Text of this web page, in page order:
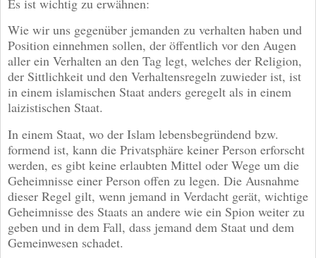
Es ist wichtig zu erwähnen:
Wie wir uns gegenüber jemanden zu verhalten haben und
Position einnehmen sollen, der öffentlich vor den Augen
aller ein Verhalten an den Tag legt, welches der Religion,
der Sittlichkeit und den Verhaltensregeln zuwieder ist, ist
in einem islamischen Staat anders geregelt als in einem
laizistischen Staat.
In einem Staat, wo der Islam lebensbegründend bzw.
formend ist, kann die Privatsphäre keiner Person erforscht
werden, es gibt keine erlaubten Mittel oder Wege um die
Geheimnisse einer Person offen zu legen. Die Ausnahme
dieser Regel gilt, wenn jemand in Verdacht gerät, wichtige
Geheimnisse des Staats an andere wie ein Spion weiter zu
geben und in dem Fall, dass jemand dem Staat und dem
Gemeinwesen schadet.